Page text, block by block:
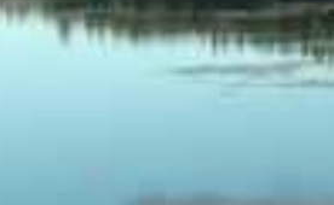
de partage
se prêtent également à
soit autour d’un repas